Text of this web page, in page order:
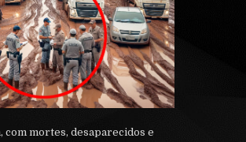
com mortes, desaparecidos e